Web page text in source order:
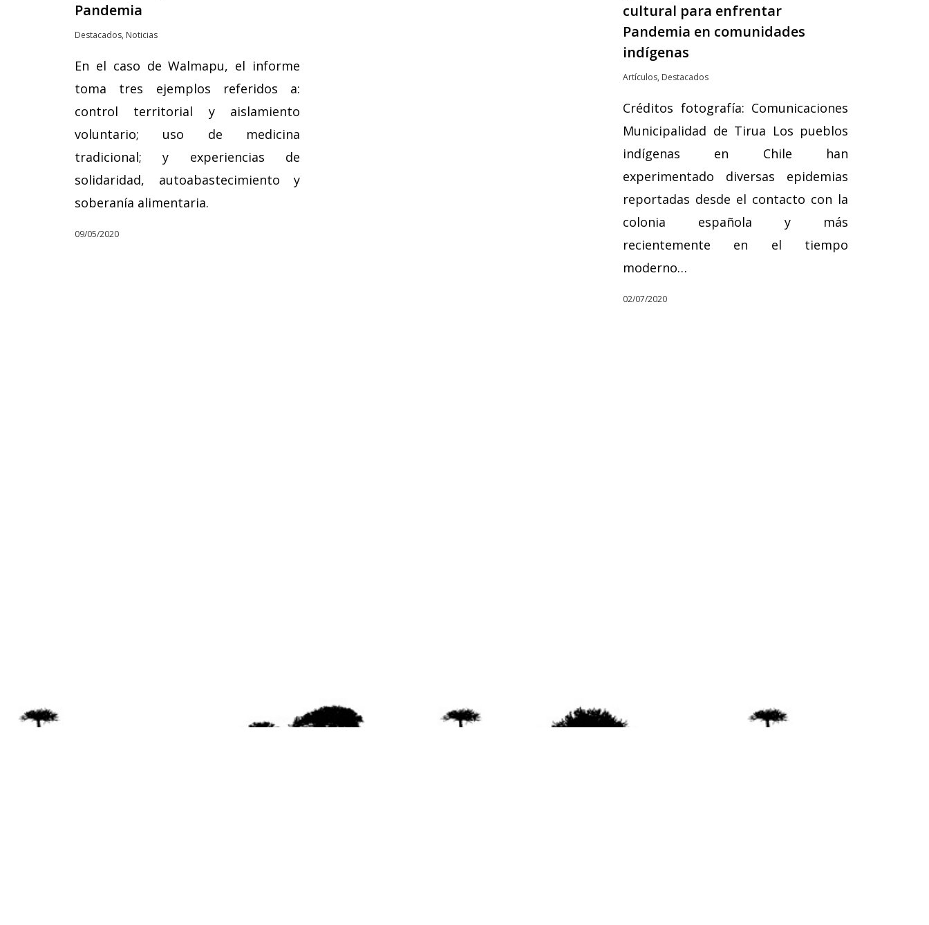
cultural para enfrentar
Pandemia en comunidades
indígenas
Artículos, Destacados
Créditos fotografía: Comunicaciones
Municipalidad de Tirua Los pueblos
indígenas en Chile han
experimentado diversas epidemias
reportadas desde el contacto con la
colonia española y más
recientemente en el tiempo
moderno…
02/07/2020
Pandemia
Destacados, Noticias
En el caso de Walmapu, el informe
toma tres ejemplos referidos a:
control territorial y aislamiento
voluntario; uso de medicina
tradicional; y experiencias de
solidaridad, autoabastecimiento y
soberanía alimentaria.
09/05/2020